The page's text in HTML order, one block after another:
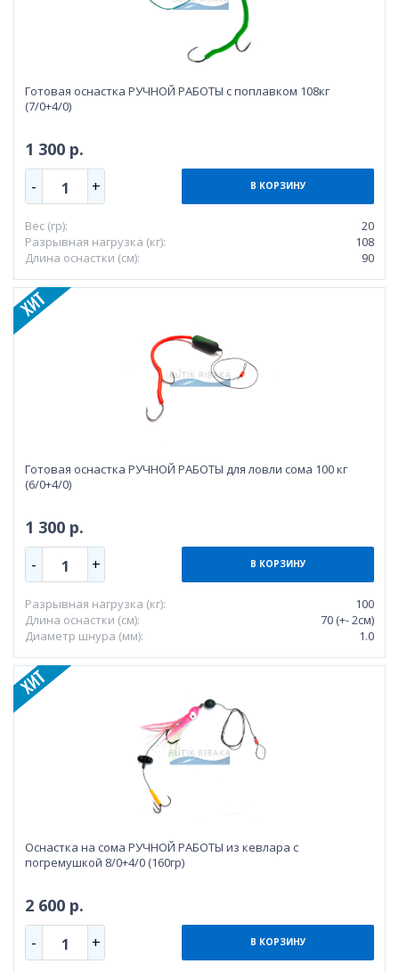
Готовая оснастка РУЧНОЙ РАБОТЫ с поплавком 108кг
(7/0+4/0)
1 300 р.
- 1 + В КОРЗИНУ
Вес (гр):
20
Разрывная нагрузка (кг):
108
Длина оснастки (см):
90
Готовая оснастка РУЧНОЙ РАБОТЫ для ловли сома 100 кг
(6/0+4/0)
1 300 р.
- 1 + В КОРЗИНУ
Разрывная нагрузка (кг):
100
Длина оснастки (см):
70 (+- 2см)
Диаметр шнура (мм):
1.0
Оснастка на сома РУЧНОЙ РАБОТЫ из кевлара с
погремушкой 8/0+4/0 (160гр)
2 600 р.
- 1 + В КОРЗИНУ